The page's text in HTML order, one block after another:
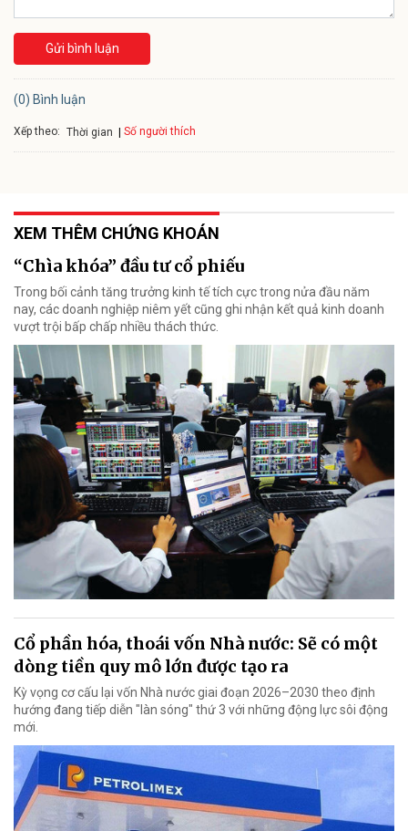
Gửi bình luận
(0) Bình luận
Xếp theo: Thời gian Số người thích
XEM THÊM CHỨNG KHOÁN
“Chìa khóa” đầu tư cổ phiếu
Trong bối cảnh tăng trưởng kinh tế tích cực trong nửa đầu năm
nay, các doanh nghiệp niêm yết cũng ghi nhận kết quả kinh doanh
vượt trội bấp chấp nhiều thách thức.
Cổ phần hóa, thoái vốn Nhà nước: Sẽ có một
dòng tiền quy mô lớn được tạo ra
Kỳ vọng cơ cấu lại vốn Nhà nước giai đoạn 2026–2030 theo định
hướng đang tiếp diễn "làn sóng" thứ 3 với những động lực sôi động
mới.